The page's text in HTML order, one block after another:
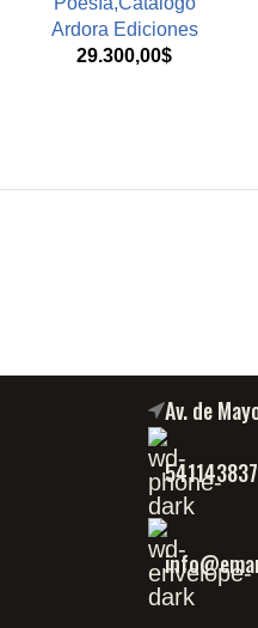
Ardora Ediciones
29.300,00$
Av. de